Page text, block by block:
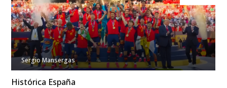
Sergio Mansergas
Histórica España